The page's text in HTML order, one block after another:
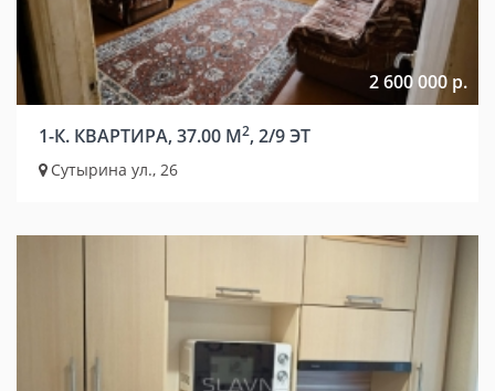
2 600 000 р.
1-К. КВАРТИРА, 37.00 М2, 2/9 ЭТ
Сутырина ул., 26